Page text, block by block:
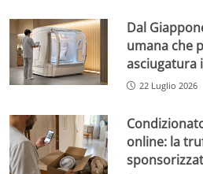
Dal
umana che
asciugatura
22 Luglio 2026
online: la